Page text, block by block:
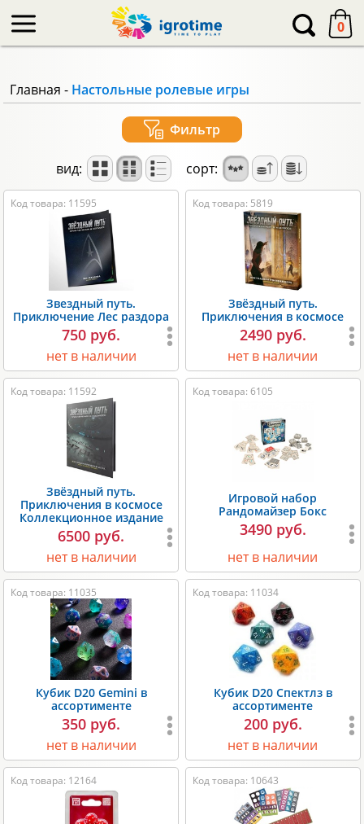
0
Главная - Настольные ролевые игры
Фильтр
вид: сорт:
Код товара: 11595
Звездный путь.
Приключение Лес раздора
750 руб.
нет в наличии
Код товара: 5819
Звёздный путь.
Приключения в космосе
2490 руб.
нет в наличии
Код товара: 11592
Звёздный путь.
Приключения в космосе
Коллекционное издание
6500 руб.
нет в наличии
Код товара: 6105
Игровой набор
Рандомайзер Бокс
3490 руб.
нет в наличии
Код товара: 11035
Кубик D20 Gemini в
ассортименте
350 руб.
нет в наличии
Код товара: 11034
Кубик D20 Спектлз в
ассортименте
200 руб.
нет в наличии
Код товара: 12164 Код товара: 10643